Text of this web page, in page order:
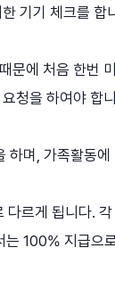
기기 체크를
문에 처음 한번
청을 하여야 합
하며, 가족활동
르게 됩니다.
100% 지급으